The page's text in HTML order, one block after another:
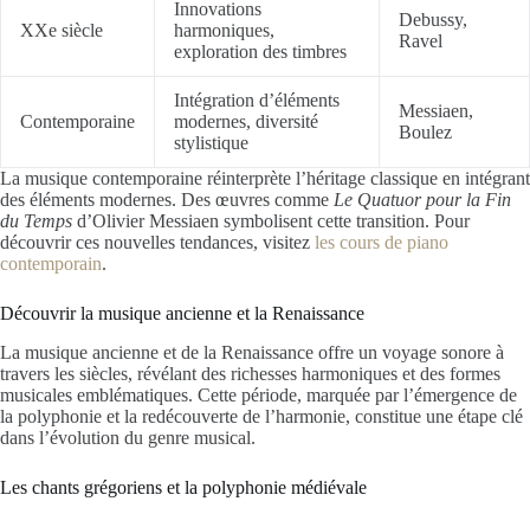
XXe siècle
Innovations
harmoniques,
exploration des timbres
Debussy,
Ravel
Contemporaine
Intégration d’éléments
modernes, diversité
stylistique
Messiaen,
Boulez
La musique contemporaine réinterprète l’héritage classique en intégrant
des éléments modernes. Des œuvres comme Le Quatuor pour la Fin
du Temps d’Olivier Messiaen symbolisent cette transition. Pour
découvrir ces nouvelles tendances, visitez les cours de piano
contemporain.
Découvrir la musique ancienne et la Renaissance
La musique ancienne et de la Renaissance offre un voyage sonore à
travers les siècles, révélant des richesses harmoniques et des formes
musicales emblématiques. Cette période, marquée par l’émergence de
la polyphonie et la redécouverte de l’harmonie, constitue une étape clé
dans l’évolution du genre musical.
Les chants grégoriens et la polyphonie médiévale